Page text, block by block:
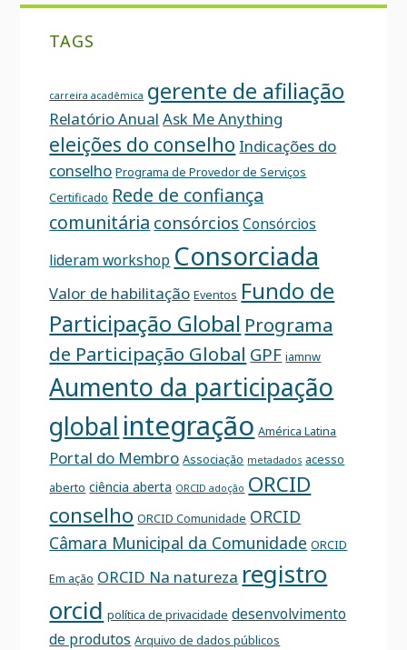
TAGS
carreira acadêmica gerente de afiliação
Relatório Anual Ask Me Anything
eleições do conselho Indicações do
conselho Programa de Provedor de Serviços
Certificado Rede de confiança
comunitária consórcios Consórcios
lideram workshop Consorciada
Valor de habilitação Eventos Fundo de
Participação Global Programa
de Participação Global GPF iamnw
Aumento da participação
global integração América Latina
Portal do Membro Associação metadados acesso
aberto ciência aberta ORCID adoção ORCID
conselho ORCID Comunidade ORCID
Câmara Municipal da Comunidade ORCID
Em ação ORCID Na natureza registro
orcid política de privacidade desenvolvimento
de produtos Arquivo de dados públicos